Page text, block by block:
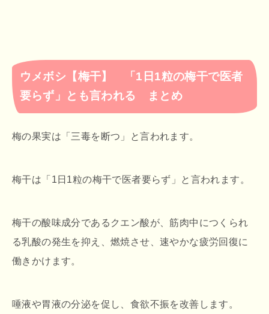
ウメボシ【梅干】 「1日1粒の梅干で医者
要らず」とも言われる まとめ
梅の果実は「三毒を断つ」と言われます。
梅干は「1日1粒の梅干で医者要らず」と言われます。
梅干の酸味成分であるクエン酸が、筋肉中につくられ
る乳酸の発生を抑え、燃焼させ、速やかな疲労回復に
働きかけます。
唾液や胃液の分泌を促し、食欲不振を改善します。